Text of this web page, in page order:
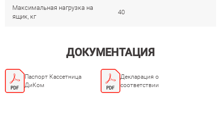
Максимальная нагрузка на
ящик, кг
40
ДОКУМЕНТАЦИЯ
Паспорт Кассетница
ДиКом
Декларация о
соответствии